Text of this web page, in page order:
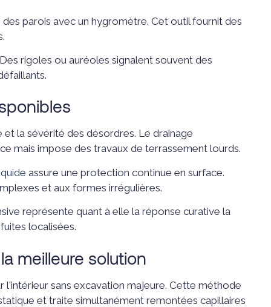
parois avec un hygromètre. Cet outil fournit des
rigoles ou auréoles signalent souvent des
la sévérité des désordres. Le drainage
mais impose des travaux de terrassement lourds.
assure une protection continue en surface.
et aux formes irrégulières.
représente quant à elle la réponse curative la
localisées.
meilleure solution
sans excavation majeure. Cette méthode
et traite simultanément remontées capillaires